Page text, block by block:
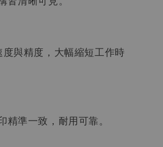
與精度，大幅縮短工作時
準一致，耐用可靠。